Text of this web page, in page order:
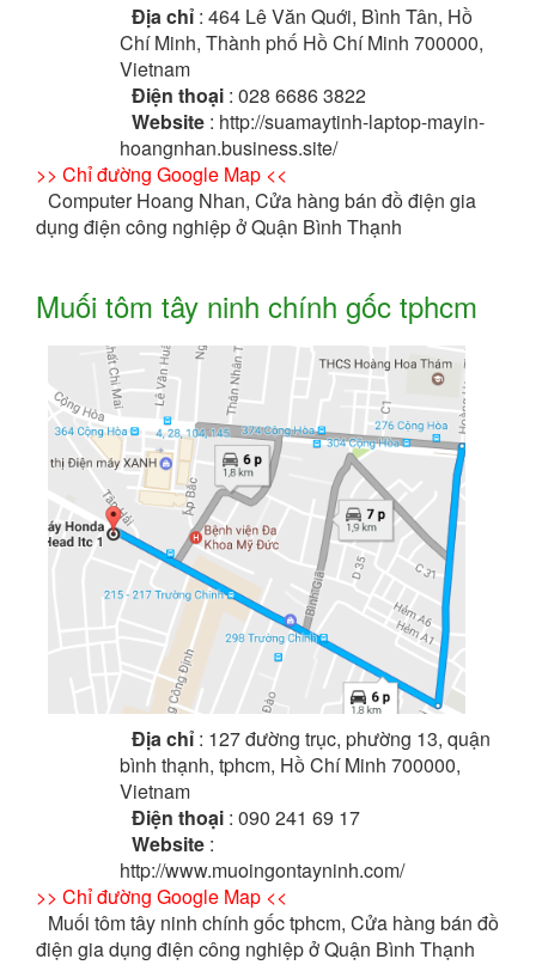
Địa chỉ : 464 Lê Văn Quới, Bình Tân, Hồ
Chí Minh, Thành phố Hồ Chí Minh 700000,
Vietnam
Điện thoại : 028 6686 3822
Website : http://suamaytinh-laptop-mayin-
hoangnhan.business.site/
>> Chỉ đường Google Map <<
Computer Hoang Nhan, Cửa hàng bán đồ điện gia
dụng điện công nghiệp ở Quận Bình Thạnh
Muối tôm tây ninh chính gốc tphcm
Địa chỉ : 127 đường trục, phường 13, quận
bình thạnh, tphcm, Hồ Chí Minh 700000,
Vietnam
Điện thoại : 090 241 69 17
Website :
http://www.muoingontayninh.com/
>> Chỉ đường Google Map <<
Muối tôm tây ninh chính gốc tphcm, Cửa hàng bán đồ
điện gia dụng điện công nghiệp ở Quận Bình Thạnh